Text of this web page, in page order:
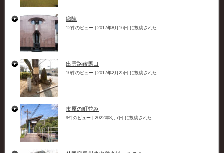
織陣
12件のビュー 2017年8月16日 に投稿された
出雲路鞍馬口
10件のビュー 2017年2月25日 に投稿された
市原の町並み
9件のビュー 2022年8月7日 に投稿された